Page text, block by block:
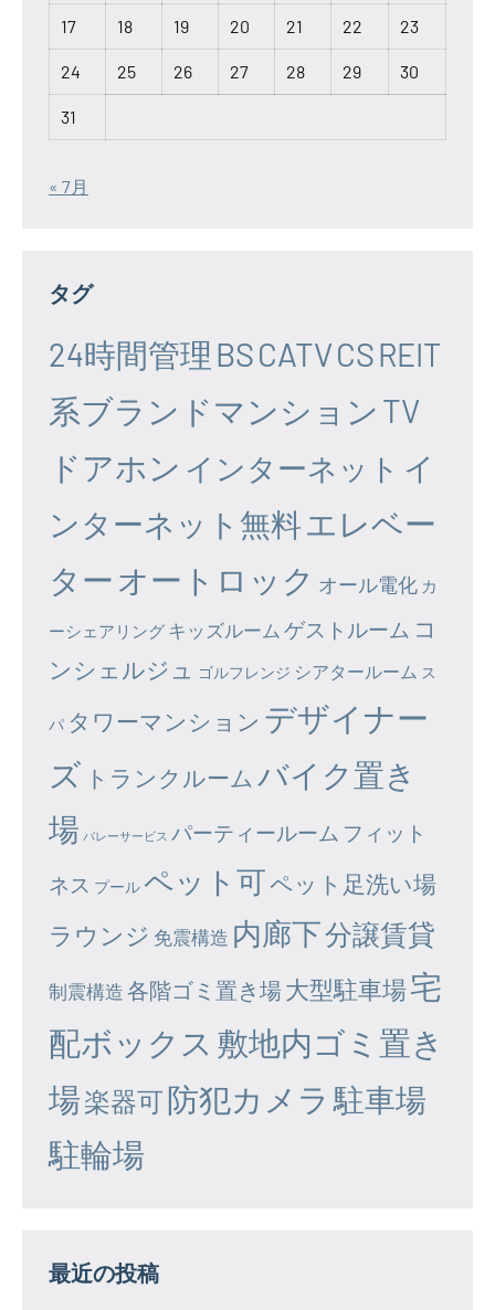
17 18 19 20 21 22 23
24 25 26 27 28 29 30
31
« 7月
タグ
24時間管理 BSCATVCSREIT
系ブランドマンション TV
ドアホン インターネット イ
ンターネット無料エレベー
ター オートロック オール電化 カ
ーシェアリング キッズルーム ゲストルーム コ
ンシェルジュ
ゴルフレンジ シアタールーム ス
パ タワーマンション デザイナー
ズ トランクルーム バイク置き
場 バレーサービス パーティールーム フィット
ネス プール ペット可ペット足洗い場
ラウンジ 免震構造 内廊下分譲賃貸
制震構造 各階ゴミ置き場大型駐車場宅
配ボックス 敷地内ゴミ置き
場楽器可防犯カメラ 駐車場
駐輪場
最近の投稿